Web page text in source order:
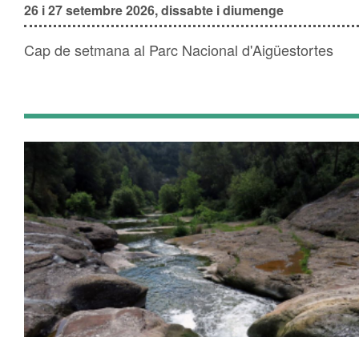
26 i 27 setembre 2026, dissabte i diumenge
Cap de setmana al Parc Nacional d'Aigüestortes